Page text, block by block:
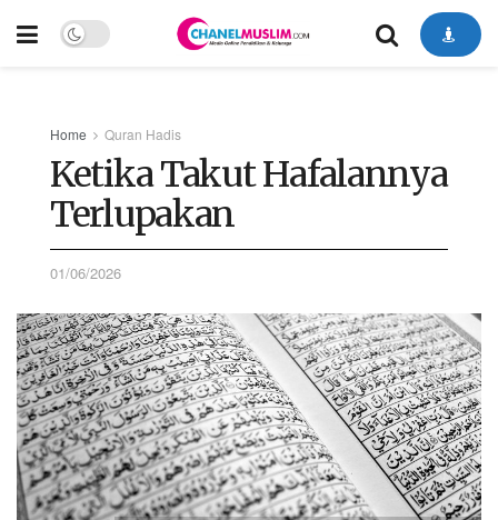
Home Quran Hadis
Ketika Takut Hafalannya
Terlupakan
01/06/2026